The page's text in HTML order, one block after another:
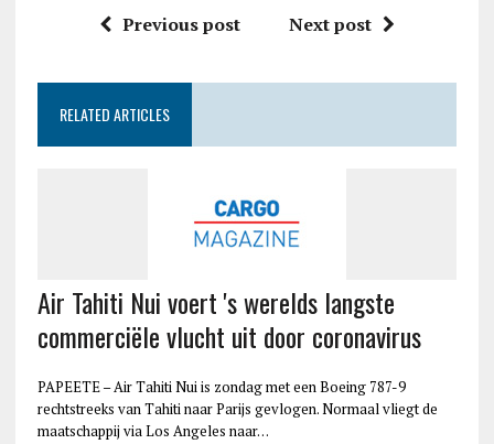
Previous post Next post
RELATED ARTICLES
Air Tahiti Nui voert 's werelds langste
commerciële vlucht uit door coronavirus
PAPEETE – Air Tahiti Nui is zondag met een Boeing 787-9
rechtstreeks van Tahiti naar Parijs gevlogen. Normaal vliegt de
maatschappij via Los Angeles naar…